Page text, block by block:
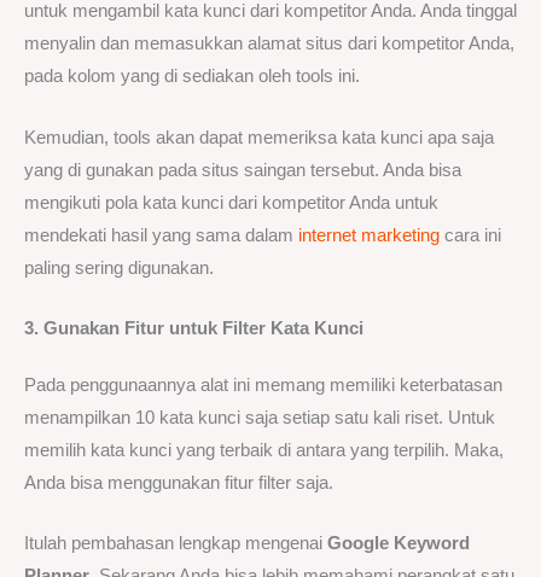
untuk mengambil kata kunci dari kompetitor Anda. Anda tinggal
menyalin dan memasukkan alamat situs dari kompetitor Anda,
pada kolom yang di sediakan oleh tools ini.
Kemudian, tools akan dapat memeriksa kata kunci apa saja
yang di gunakan pada situs saingan tersebut. Anda bisa
mengikuti pola kata kunci dari kompetitor Anda untuk
mendekati hasil yang sama dalam internet marketing cara ini
paling sering digunakan.
3. Gunakan Fitur untuk Filter Kata Kunci
Pada penggunaannya alat ini memang memiliki keterbatasan
menampilkan 10 kata kunci saja setiap satu kali riset. Untuk
memilih kata kunci yang terbaik di antara yang terpilih. Maka,
Anda bisa menggunakan fitur filter saja.
Itulah pembahasan lengkap mengenai Google Keyword